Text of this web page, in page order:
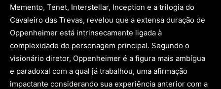
Memento, Tenet, Interstellar, Inception e a trilogia do
Cavaleiro das Trevas, revelou que a extensa duração de
Oppenheimer está intrinsecamente ligada à
complexidade do personagem principal. Segundo o
visionário diretor, Oppenheimer é a figura mais ambígua
e paradoxal com a qual já trabalhou, uma afirmação
impactante considerando sua experiência anterior com a